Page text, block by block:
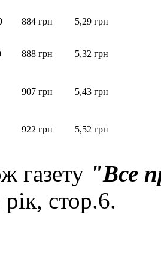
884 грн 5,29 грн
888 грн 5,32 грн
907 грн 5,43 грн
922 грн 5,52 грн
газету "Все
стор.6.